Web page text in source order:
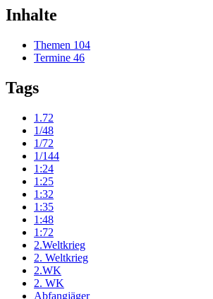
Inhalte
Themen 104
Termine 46
Tags
1.72
1/48
1/72
1/144
1:24
1:25
1:32
1:35
1:48
1:72
2.Weltkrieg
2. Weltkrieg
2.WK
2. WK
Abfangjäger